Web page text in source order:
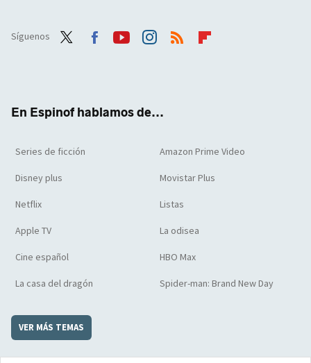
Síguenos
En Espinof hablamos de...
Series de ficción Amazon Prime Video
Disney plus Movistar Plus
Netflix Listas
Apple TV La odisea
Cine español HBO Max
La casa del dragón Spider-man: Brand New Day
VER MÁS TEMAS